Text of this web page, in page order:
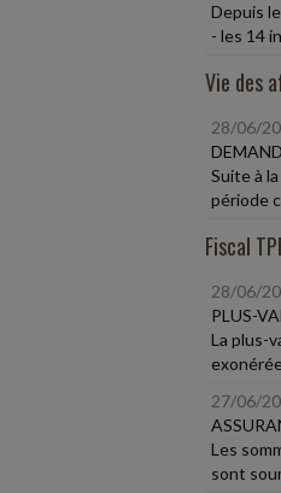
Depuis
- les 14
Vie des
28/06/
Suite à
période
Fiscal
28/06/
PLUS-
La plus-
27/06/
Les
sont